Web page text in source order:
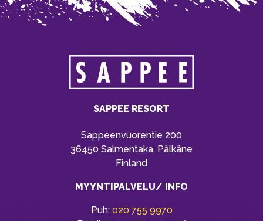
SAPPEE RESORT
Sappeenvuorentie 200
36450 Salmentaka, Pälkäne
Finland
MYYNTIPALVELU/ INFO
Puh: 020 755 9970